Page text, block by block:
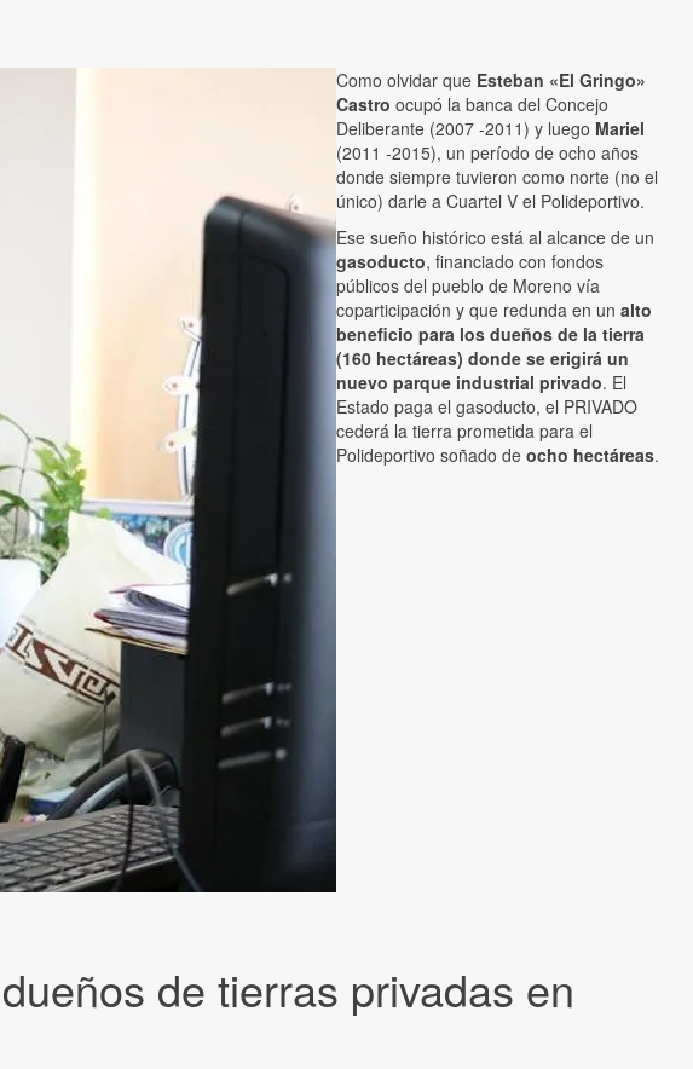
de tierras privadas en
Como olvidar que Esteban «El Gringo»
Castro ocupó la banca del Concejo
Deliberante (2007 -2011) y luego Mariel
(2011 -2015), un período de ocho años
donde siempre tuvieron como norte (no el
único) darle a Cuartel V el Polideportivo.
Ese sueño histórico está al alcance de un
gasoducto, financiado con fondos
públicos del pueblo de Moreno vía
coparticipación y que redunda en un alto
beneficio para los dueños de la tierra
(160 hectáreas) donde se erigirá un
nuevo parque industrial privado. El
Estado paga el gasoducto, el PRIVADO
cederá la tierra prometida para el
Polideportivo soñado de ocho hectáreas.